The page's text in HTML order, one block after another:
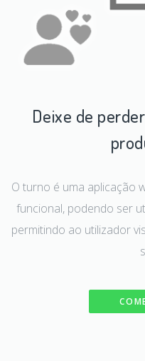
Deixe de
O turno é uma aplicação
funcional, podendo ser
permitindo ao utilizador